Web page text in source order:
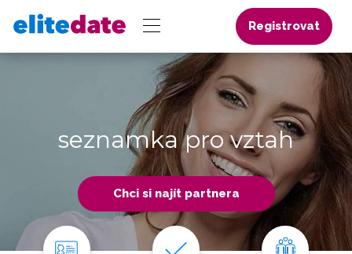
Registrovat
seznamka pro vztah
Chci si najít partnera